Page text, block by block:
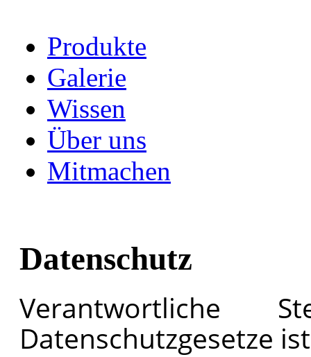
Produkte
Galerie
Wissen
Über uns
Mitmachen
Datenschutz
Datenschutzgesetze